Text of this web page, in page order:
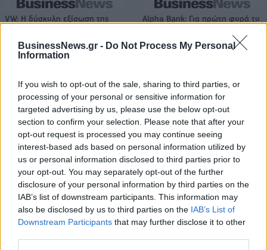
BusinessNews.gr - Do Not Process My Personal
Information
If you wish to opt-out of the sale, sharing to third parties, or
processing of your personal or sensitive information for
targeted advertising by us, please use the below opt-out
section to confirm your selection. Please note that after your
opt-out request is processed you may continue seeing
interest-based ads based on personal information utilized by
us or personal information disclosed to third parties prior to
your opt-out. You may separately opt-out of the further
disclosure of your personal information by third parties on the
IAB’s list of downstream participants. This information may
also be disclosed by us to third parties on the IAB’s List of
Downstream Participants that may further disclose it to other
VW: Η δύσκολη εξίσωση της
Alpha Bank: Για πρώτη φορά το
άνοιξε τις πύλες του σε όλους
ESG Report 2025: Πώς η ΑΒ Βασιλόπουλος μετατρέπει τη
βιωσιμότητα σε καθημερινή πράξη
Stoiximan: «Πού ήσουν;» στις μεγάλες στιγμές του Ολυμπιακού
ΠΕΡΙΣΣΌΤΕΡΑ ΣΕ ΑΥΤΉ ΤΗΝ ΚΑΤΗΓΟΡΊΑ